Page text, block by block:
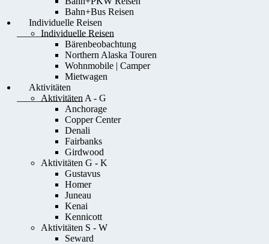
Bahn+Bus Reisen
Individuelle Reisen
Individuelle Reisen
Bärenbeobachtung
Northern Alaska Touren
Wohnmobile | Camper
Mietwagen
Aktivitäten
Aktivitäten A - G
Anchorage
Copper Center
Denali
Fairbanks
Girdwood
Aktivitäten G - K
Gustavus
Homer
Juneau
Kenai
Kennicott
Aktivitäten S - W
Seward